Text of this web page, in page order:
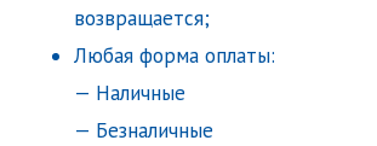
возвращается;
Любая форма оплаты:
— Наличные
— Безналичные